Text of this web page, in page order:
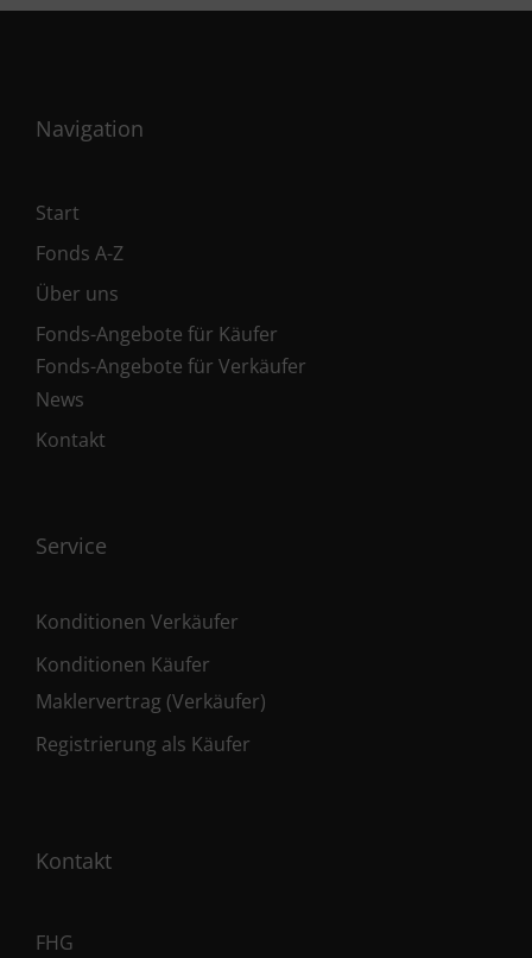
Navigation
Start
Fonds A-Z
Über uns
Fonds-Angebote für Käufer
Fonds-Angebote für Verkäufer
News
Kontakt
Service
Konditionen Verkäufer
Konditionen Käufer
Maklervertrag (Verkäufer)
Registrierung als Käufer
Kontakt
FHG